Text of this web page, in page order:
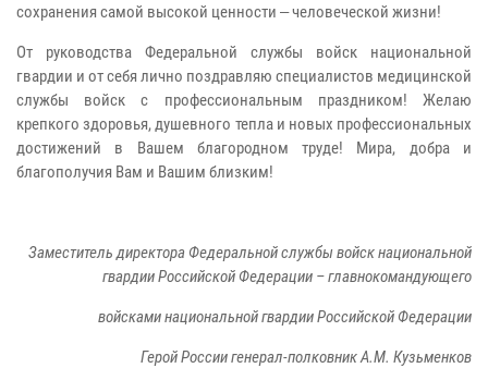
сохранения самой высокой ценности ‒ человеческой жизни!
От руководства Федеральной службы войск национальной
гвардии и от себя лично поздравляю специалистов медицинской
службы войск с профессиональным праздником! Желаю
крепкого здоровья, душевного тепла и новых профессиональных
достижений в Вашем благородном труде! Мира, добра и
благополучия Вам и Вашим близким!
Заместитель директора Федеральной службы войск национальной
гвардии Российской Федерации – главнокомандующего
войсками национальной гвардии Российской Федерации
Герой России генерал-полковник А.М. Кузьменков